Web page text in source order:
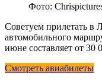
Фото:
Советуем прилетать в
автомобильного
июне составляет от 30
Смотреть авиабилеты